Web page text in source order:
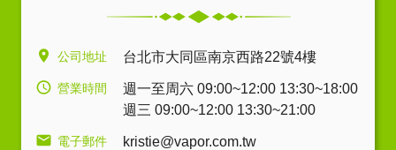
公司地址 台北市大同區南京西路22號4樓
營業時間
週一至周六 09:00~12:00 13:30~18:00
週三 09:00~12:00 13:30~21:00
電子郵件 kristie@vapor.com.tw